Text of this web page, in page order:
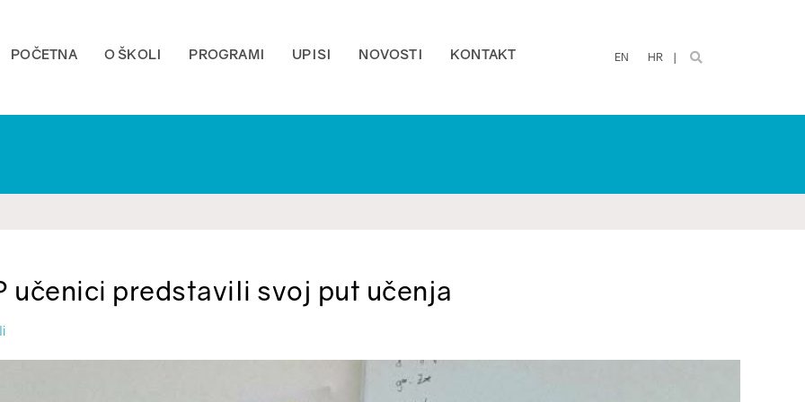
POČETNA O ŠKOLI PROGRAMI UPISI NOVOSTI KONTAKT EN HR
učenici predstavili svoj put učenja